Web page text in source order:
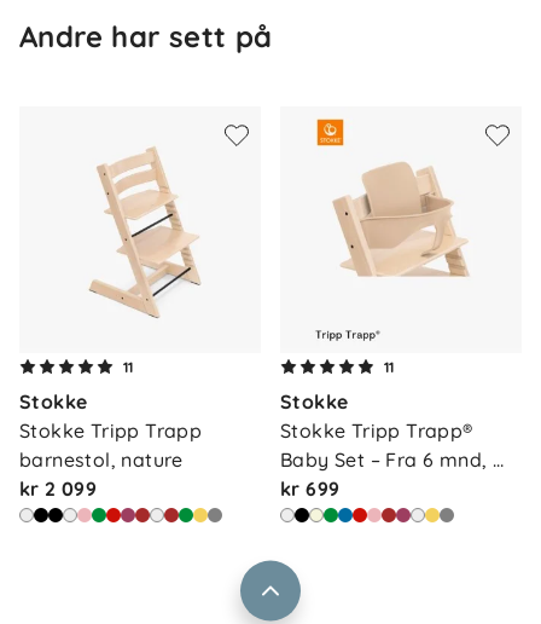
Andre har sett på
11
Stokke
Stokke Tripp Trapp
barnestol, nature
kr 2 099
11
Stokke
Stokke Tripp Trapp®
Baby Set – Fra 6 mnd,
na…
kr 699
Om oss
Våre butikker
Vårt samfunnsansvar
Jobbe i Barnas Hus
Kontakt oss
Frakt og levering
Retur og reklamasjon
Salgsbetingelser